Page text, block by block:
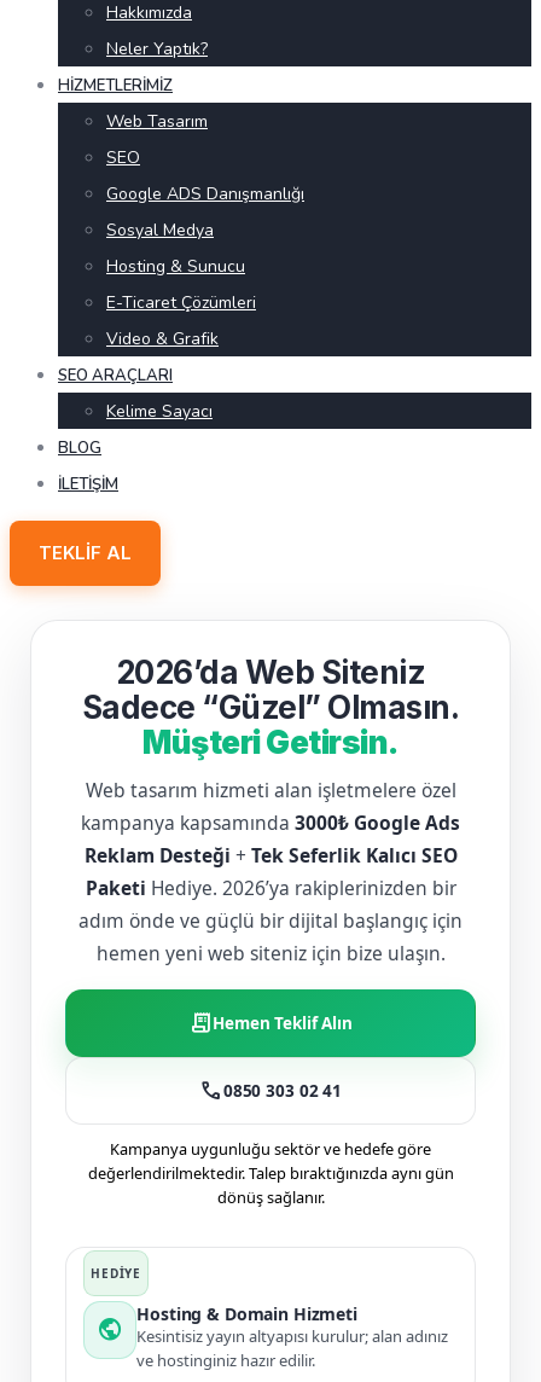
Hakkımızda
Neler Yaptık?
HIZMETLERIMIZ
Web Tasarım
SEO
Google ADS Danışmanlığı
Sosyal Medya
Hosting & Sunucu
E-Ticaret Çözümleri
Video & Grafik
SEO ARAÇLARI
Kelime Sayacı
BLOG
İLETIŞIM
TEKLIF AL
2026’da Web Siteniz
Sadece “Güzel” Olmasın.
Müşteri Getirsin.
Web tasarım hizmeti alan işletmelere özel
kampanya kapsamında 3000₺ Google Ads
Reklam Desteği + Tek Seferlik Kalıcı SEO
Paketi Hediye. 2026’ya rakiplerinizden bir
adım önde ve güçlü bir dijital başlangıç için
hemen yeni web siteniz için bize ulaşın.
receipt_longHemen Teklif Alın
call0850 303 02 41
Kampanya uygunluğu sektör ve hedefe göre
değerlendirilmektedir. Talep bıraktığınızda aynı gün
dönüş sağlanır.
public
Hosting & Domain Hizmeti
Kesintisiz yayın altyapısı kurulur; alan adınız
ve hostinginiz hazır edilir.